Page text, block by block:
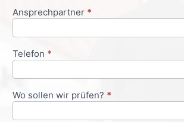
Ansprechpartner *
Telefon *
Wo sollen wir prüfen? *